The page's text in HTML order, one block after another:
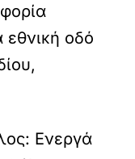
εθνική οδό
Ενεργά